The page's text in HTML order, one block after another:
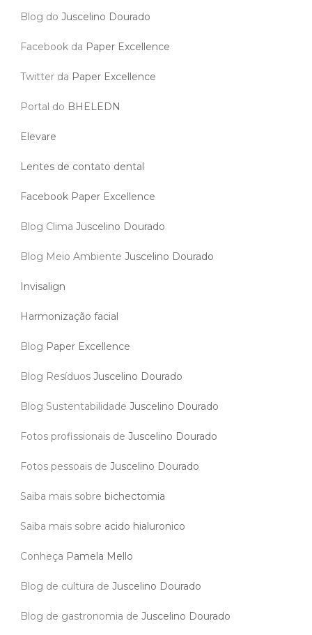
Blog do Juscelino Dourado
Facebook da Paper Excellence
Twitter da Paper Excellence
Portal do BHELEDN
Elevare
Lentes de contato dental
Facebook Paper Excellence
Blog Clima Juscelino Dourado
Blog Meio Ambiente Juscelino Dourado
Invisalign
Harmonização facial
Blog Paper Excellence
Blog Resíduos Juscelino Dourado
Blog Sustentabilidade Juscelino Dourado
Fotos profissionais de Juscelino Dourado
Fotos pessoais de Juscelino Dourado
Saiba mais sobre bichectomia
Saiba mais sobre acido hialuronico
Conheça Pamela Mello
Blog de cultura de Juscelino Dourado
Blog de gastronomia de Juscelino Dourado